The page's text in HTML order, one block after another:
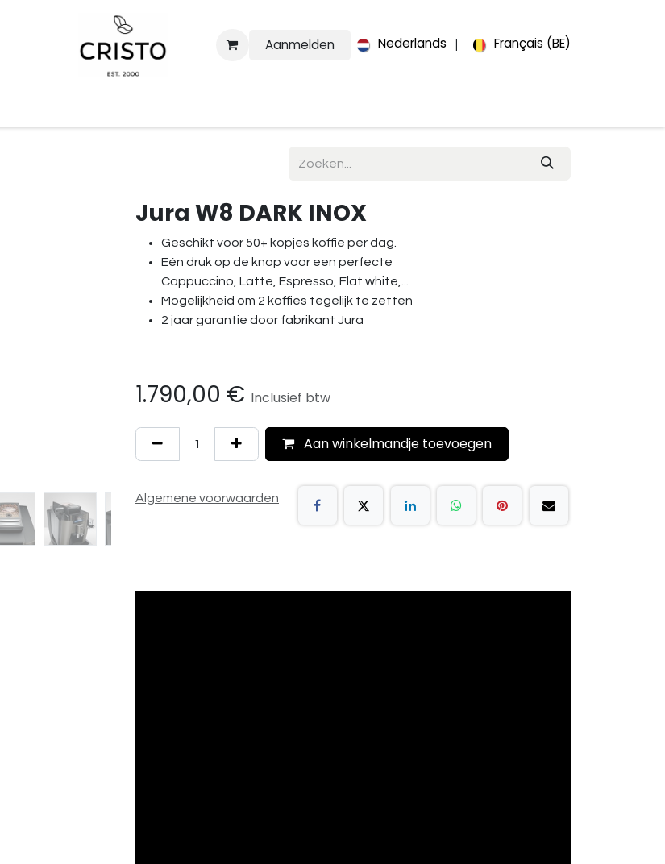
Aanmelden Nederlands Français (BE)
Jura W8 DARK INOX
Geschikt voor 50+ kopjes koffie per dag.
Eén druk op de knop voor een perfecte
Cappuccino, Latte, Espresso, Flat white,...
Mogelijkheid om 2 koffies tegelijk te zetten
2 jaar garantie door fabrikant Jura
1.790,00 € Inclusief btw
Aan winkelmandje toevoegen
Algemene voorwaarden